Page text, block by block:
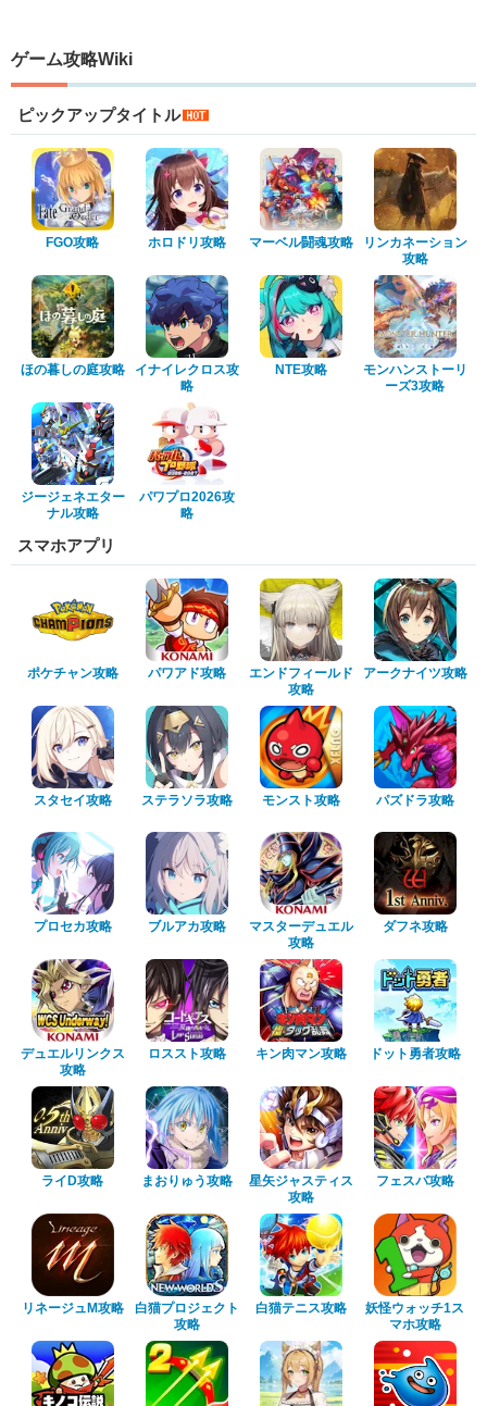
ゲーム攻略Wiki
ピックアップタイトル
FGO攻略 ホロドリ攻略 マーベル闘魂攻略
リンカネーション
攻略
ほの暮しの庭攻略
イナイレクロス攻
略
NTE攻略
モンハンストーリ
ーズ3攻略
ジージェネエター
ナル攻略
パワプロ2026攻
略
スマホアプリ
ポケチャン攻略 パワアド攻略
エンドフィールド
攻略
アークナイツ攻略
スタセイ攻略 ステラソラ攻略 モンスト攻略 パズドラ攻略
プロセカ攻略 ブルアカ攻略
マスターデュエル
攻略
ダフネ攻略
デュエルリンクス
攻略
ロススト攻略 キン肉マン攻略 ドット勇者攻略
ライD攻略 まおりゅう攻略
星矢ジャスティス
攻略
フェスバ攻略
リネージュM攻略
白猫プロジェクト
攻略
白猫テニス攻略
妖怪ウォッチ1ス
マホ攻略